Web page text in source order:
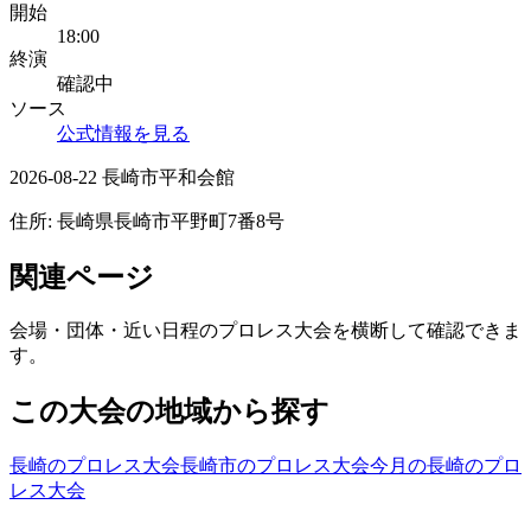
開始
18:00
終演
確認中
ソース
公式情報を見る
2026-08-22 長崎市平和会館
住所: 長崎県長崎市平野町7番8号
関連ページ
会場・団体・近い日程のプロレス大会を横断して確認できま
す。
この大会の地域から探す
長崎のプロレス大会長崎市のプロレス大会今月の長崎のプロ
レス大会